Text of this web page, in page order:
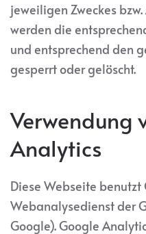
jeweiligen Zweckes
werden die
und entsprechend den
gesperrt oder gelöscht.
Verwendung
Analytics
Diese Webseite
Webanalysedienst der
Google). Google